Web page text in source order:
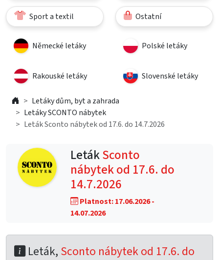
Sport a textil Ostatní
Německé letáky Polské letáky
Rakouské letáky Slovenské letáky
Letáky dům, byt a zahrada
Letáky SCONTO nábytek
Leták Sconto nábytek od 17.6. do 14.7.2026
LetákSconto
nábytek od 17.6. do
14.7.2026
Platnost: 17.06.2026 -
14.07.2026
Leták, Sconto nábytek od 17.6. do